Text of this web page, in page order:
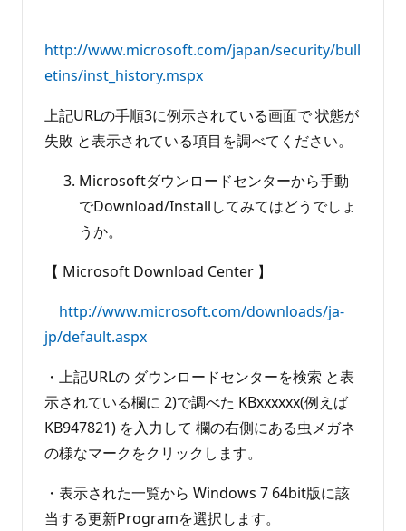
http://www.microsoft.com/japan/security/bull
etins/inst_history.mspx
上記URLの手順3に例示されている画面で 状態が
失敗 と表示されている項目を調べてください。
Microsoftダウンロードセンターから手動
でDownload/Installしてみてはどうでしょ
うか。
【 Microsoft Download Center 】
http://www.microsoft.com/downloads/ja-
jp/default.aspx
・上記URLの ダウンロードセンターを検索 と表
示されている欄に 2)で調べた KBxxxxxx(例えば
KB947821) を入力して 欄の右側にある虫メガネ
の様なマークをクリックします。
・表示された一覧から Windows 7 64bit版に該
当する更新Programを選択します。